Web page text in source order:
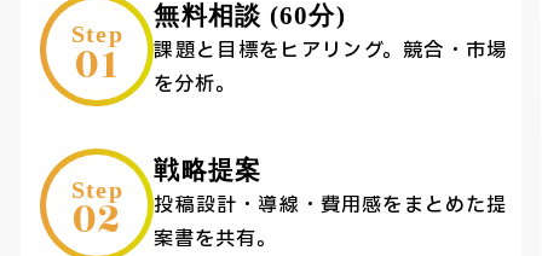
Step
01
無料相談 (60分)
課題と目標をヒアリング。競合・市場
を分析。
Step
02
戦略提案
投稿設計・導線・費用感をまとめた提
案書を共有。